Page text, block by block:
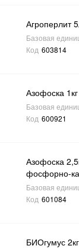
Агроперлит
Базовая
Код 603814
Азофоска
Базовая
Код 600921
Азофоска
фосфорно-
Базовая
Код 601084
БИОгумус